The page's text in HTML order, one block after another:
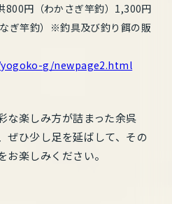
800円（わかさぎ竿釣）1,300円
なぎ竿釣）※釣具及び釣り餌の販
g/newpage2.html
な楽しみ方が詰まった余呉
ぜひ少し足を延ばして、その
お楽しみください。